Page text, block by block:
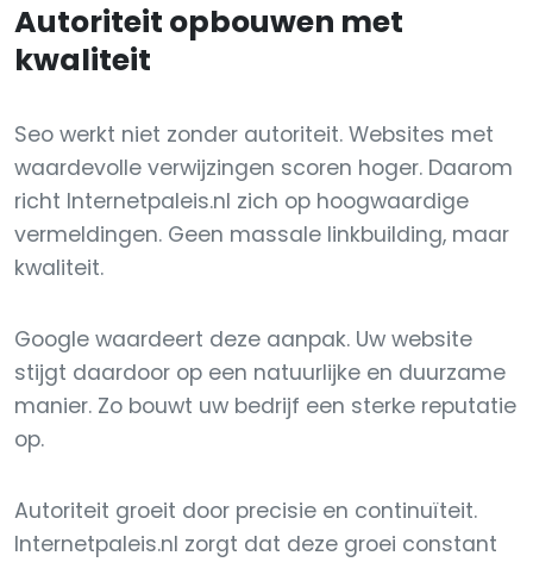
Autoriteit opbouwen met
kwaliteit
Seo werkt niet zonder autoriteit. Websites met
waardevolle verwijzingen scoren hoger. Daarom
richt Internetpaleis.nl zich op hoogwaardige
vermeldingen. Geen massale linkbuilding, maar
kwaliteit.
Google waardeert deze aanpak. Uw website
stijgt daardoor op een natuurlijke en duurzame
manier. Zo bouwt uw bedrijf een sterke reputatie
op.
Autoriteit groeit door precisie en continuïteit.
Internetpaleis.nl zorgt dat deze groei constant